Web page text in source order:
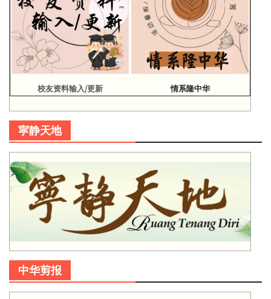
校友资料输入/更新 情系隆中华
寜静天地
中华剪报